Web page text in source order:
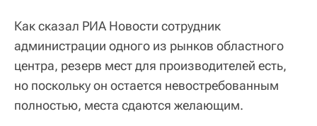
Как сказал РИА Новости сотрудник
администрации одного из рынков областного
центра, резерв мест для производителей есть,
но поскольку он остается невостребованным
полностью, места сдаются желающим.